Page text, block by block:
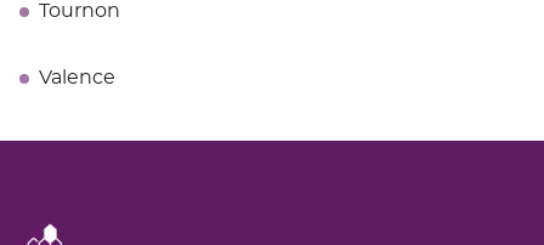
Tournon
Valence